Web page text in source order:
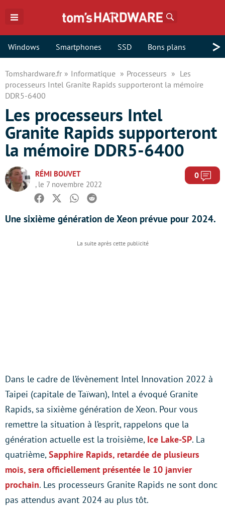
Windows Smartphones SSD Bons plans >
Tomshardware.fr Informatique Processeurs
Les
processeurs Intel Granite Rapids supporteront la mémoire
DDR5-6400
Les processeurs Intel
Granite Rapids supporteront
la mémoire DDR5-6400
RÉMI BOUVET
, le 7 novembre 2022
0
Facebook
TwitterWhatsapp
Reddit
Une sixième génération de Xeon prévue pour 2024.
Dans le cadre de l’évènement Intel Innovation 2022 à
Taipei (capitale de Taïwan), Intel a évoqué Granite
Rapids, sa sixième génération de Xeon. Pour vous
remettre la situation à l’esprit, rappelons que la
génération actuelle est la troisième, Ice Lake-SP. La
quatrième,Sapphire Rapids, retardée de plusieurs
mois, sera officiellement présentée le 10 janvier
prochain. Les processeurs Granite Rapids ne sont donc
pas attendus avant 2024 au plus tôt.